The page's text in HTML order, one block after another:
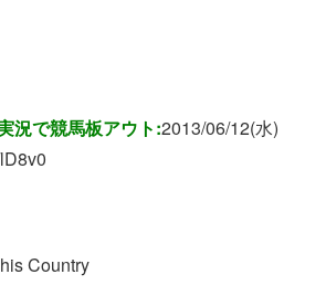
況で競馬板アウト:2013/06/12(水)
Country